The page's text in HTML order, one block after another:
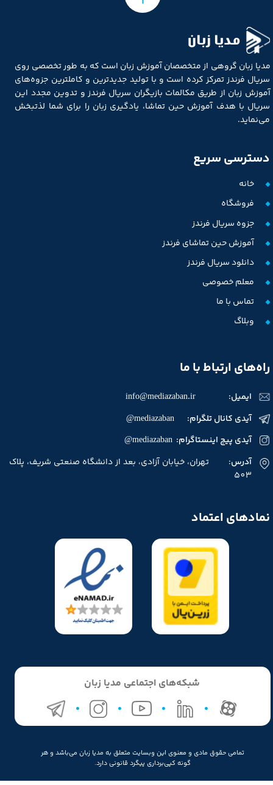
★★★
★ ★★
★★★★
مدیا زبان
مدیا زبان گروهی از متخصصان آموزش زبان است که به طور تخصصی روی
سریال فرندز تمرکز کرده است و با تولید جدیدترین و کاملترین جزوه‌های
آموزش زبان از طریق مکالمات بازیگران سریال فرندز و تدوین مجدد این
سریال با هدف آموزش حین تماشا، یادگیری زبان را برای شما لذتبخش
می‌نماید.
نمادهای اعتماد
تمامی حقوق مادی و معنوی این وبسایت متعلق به مدیا زبان می‌باشد و هر
گونه کپی‌برداری پیگرد قانونی دارد.
خانه
فروشگاه
جزوه سریال فرندز
آموزش حین تماشای فرندز
دانلود سریال فرندز
معلم خصوصی
تماس با ما
وبلاگ
دسترسی سریع
راه‌های ارتباط با ما
ایمیل: info@mediazaban.ir
آدرس: تهران، خیابان آزادی، بعد از دانشگاه صنعتی شریف، پلاک
503
آیدی کانال تلگرام: mediazaban@
آیدی پیج اینستاگرام: mediazaban@
شبکه‌های اجتماعی مدیا زبان